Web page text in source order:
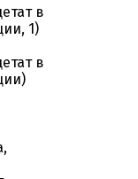
в
1)
в